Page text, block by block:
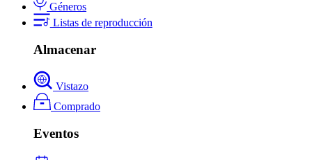
Géneros
Listas de reproducción
Almacenar
Vistazo
Comprado
Eventos